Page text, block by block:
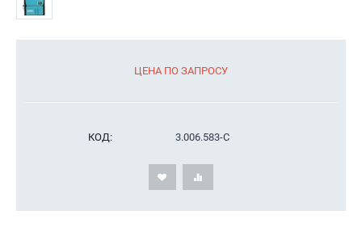
ЦЕНА ПО ЗАПРОСУ
КОД: 3.006.583-C